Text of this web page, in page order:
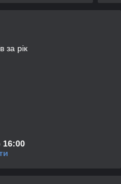
за рік
16:00